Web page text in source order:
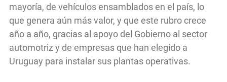
mayoría, de vehículos ensamblados en el país, lo
que genera aún más valor, y que este rubro crece
año a año, gracias al apoyo del Gobierno al sector
automotriz y de empresas que han elegido a
Uruguay para instalar sus plantas operativas.